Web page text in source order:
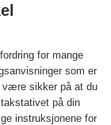
for mange
som er
være sikker på at du
på din
instruksjonene for